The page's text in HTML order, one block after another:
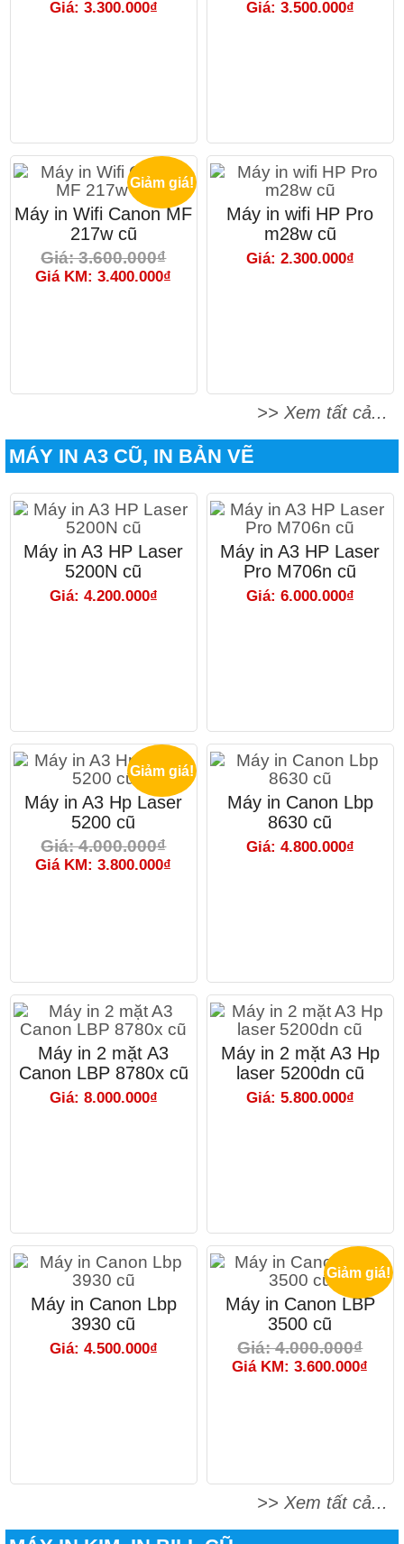
Giá: 3.300.000₫ Giá: 3.500.000₫
Giảm giá!
Máy in Wifi Canon MF
217w cũ
Giá: 3.600.000₫
Giá KM: 3.400.000₫
Máy in wifi HP Pro
m28w cũ
Giá: 2.300.000₫
>> Xem tất cả...
MÁY IN A3 CŨ, IN BẢN VẼ
Máy in A3 HP Laser
5200N cũ
Giá: 4.200.000₫
Máy in A3 HP Laser
Pro M706n cũ
Giá: 6.000.000₫
Giảm giá!
Máy in A3 Hp Laser
5200 cũ
Giá: 4.000.000₫
Giá KM: 3.800.000₫
Máy in Canon Lbp
8630 cũ
Giá: 4.800.000₫
Máy in 2 mặt A3
Canon LBP 8780x cũ
Giá: 8.000.000₫
Máy in 2 mặt A3 Hp
laser 5200dn cũ
Giá: 5.800.000₫
Máy in Canon Lbp
3930 cũ
Giá: 4.500.000₫
Giảm giá!
Máy in Canon LBP
3500 cũ
Giá: 4.000.000₫
Giá KM: 3.600.000₫
>> Xem tất cả...